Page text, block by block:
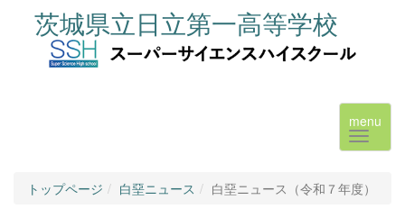
茨城県立日立第一高等学校
menu
トップページ 白堊ニュース 白堊ニュース（令和７年度）